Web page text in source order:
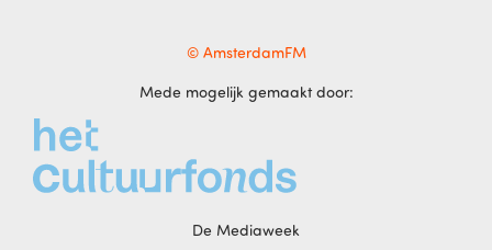
© AmsterdamFM
Mede mogelijk gemaakt door:
De Mediaweek